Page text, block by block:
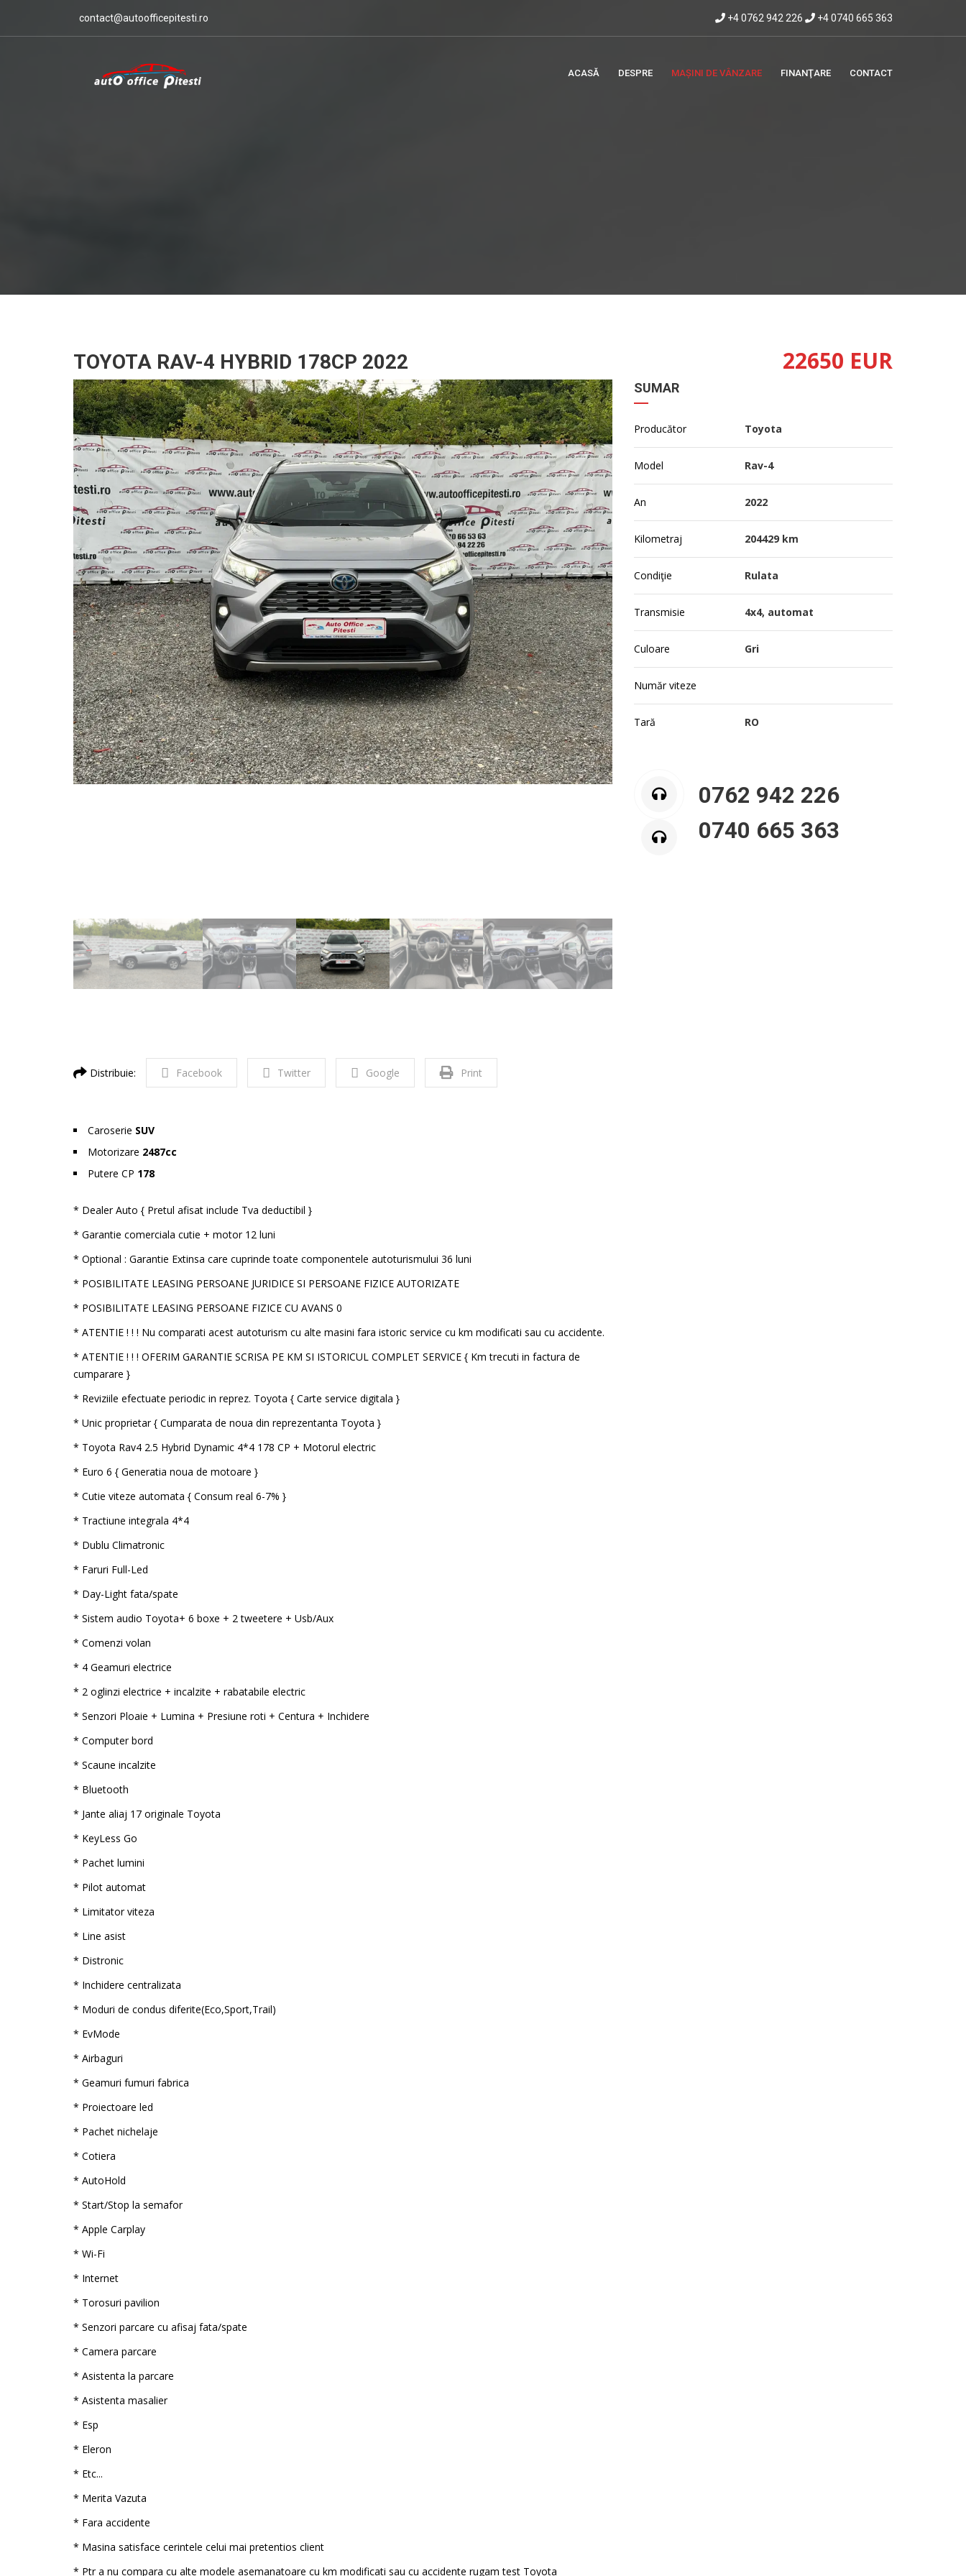
contact@autoofficepitesti.ro +4 0762 942 226 +4 0740 665 363
ACASĂ DESPRE MAȘINI DE VÂNZARE FINANŢARE CONTACT
TOYOTA RAV-4 HYBRID 178CP 2022 22650 EUR
Distribuie: Facebook Twitter Google Print
Caroserie SUV
Motorizare 2487cc
Putere CP 178
* Dealer Auto { Pretul afisat include Tva deductibil }
* Garantie comerciala cutie + motor 12 luni
* Optional : Garantie Extinsa care cuprinde toate componentele autoturismului 36 luni
* POSIBILITATE LEASING PERSOANE JURIDICE SI PERSOANE FIZICE AUTORIZATE
* POSIBILITATE LEASING PERSOANE FIZICE CU AVANS 0
* ATENTIE ! ! ! Nu comparati acest autoturism cu alte masini fara istoric service cu km modificati sau cu accidente.
* ATENTIE ! ! ! OFERIM GARANTIE SCRISA PE KM SI ISTORICUL COMPLET SERVICE { Km trecuti in factura de
cumparare }
* Reviziile efectuate periodic in reprez. Toyota { Carte service digitala }
* Unic proprietar { Cumparata de noua din reprezentanta Toyota }
* Toyota Rav4 2.5 Hybrid Dynamic 4*4 178 CP + Motorul electric
* Euro 6 { Generatia noua de motoare }
* Cutie viteze automata { Consum real 6-7% }
* Tractiune integrala 4*4
* Dublu Climatronic
* Faruri Full-Led
* Day-Light fata/spate
* Sistem audio Toyota+ 6 boxe + 2 tweetere + Usb/Aux
* Comenzi volan
* 4 Geamuri electrice
* 2 oglinzi electrice + incalzite + rabatabile electric
* Senzori Ploaie + Lumina + Presiune roti + Centura + Inchidere
* Computer bord
* Scaune incalzite
* Bluetooth
* Jante aliaj 17 originale Toyota
* KeyLess Go
* Pachet lumini
* Pilot automat
* Limitator viteza
* Line asist
* Distronic
* Inchidere centralizata
* Moduri de condus diferite(Eco,Sport,Trail)
* EvMode
* Airbaguri
* Geamuri fumuri fabrica
* Proiectoare led
* Pachet nichelaje
* Cotiera
* AutoHold
* Start/Stop la semafor
* Apple Carplay
* Wi-Fi
* Internet
* Torosuri pavilion
* Senzori parcare cu afisaj fata/spate
* Camera parcare
* Asistenta la parcare
* Asistenta masalier
* Esp
* Eleron
* Etc...
* Merita Vazuta
* Fara accidente
* Masina satisface cerintele celui mai pretentios client
* Ptr a nu compara cu alte modele asemanatoare cu km modificati sau cu accidente rugam test Toyota
SUMAR
Producător Toyota
Model Rav-4
An 2022
Kilometraj 204429 km
Condiţie Rulata
Transmisie 4x4, automat
Culoare Gri
Număr viteze
Tară RO
0762 942 226
0740 665 363